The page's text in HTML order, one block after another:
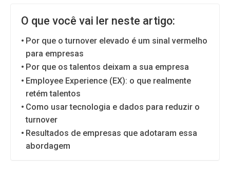
O que você vai ler neste artigo:
Por que o turnover elevado é um sinal vermelho
para empresas
Por que os talentos deixam a sua empresa
Employee Experience (EX): o que realmente
retém talentos
Como usar tecnologia e dados para reduzir o
turnover
Resultados de empresas que adotaram essa
abordagem